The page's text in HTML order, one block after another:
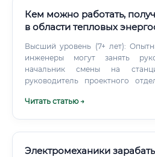
Кем можно работать,
в области тепловых
Высший уровень (7+ лет):
инженеры могут занять
начальник смены на
руководитель проектного
технического директора или
Читать статью →
Электромеханики